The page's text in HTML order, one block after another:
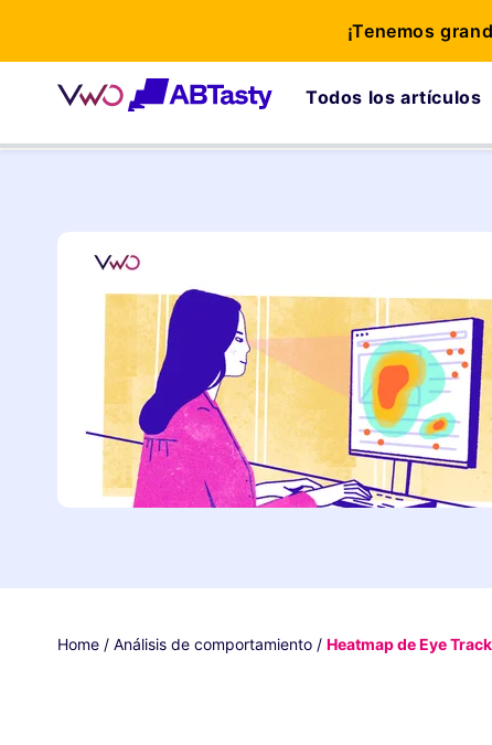
Todos los artículos
Home / Análisis de comportamiento / Heatmap de Eye
¡Tenemos